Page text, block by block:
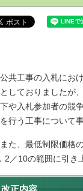
共工事の入札にお
しておりましたが
や入札参加者の競
行う工事について
た、最低制限価格
2／10の範囲に引き
改正内容